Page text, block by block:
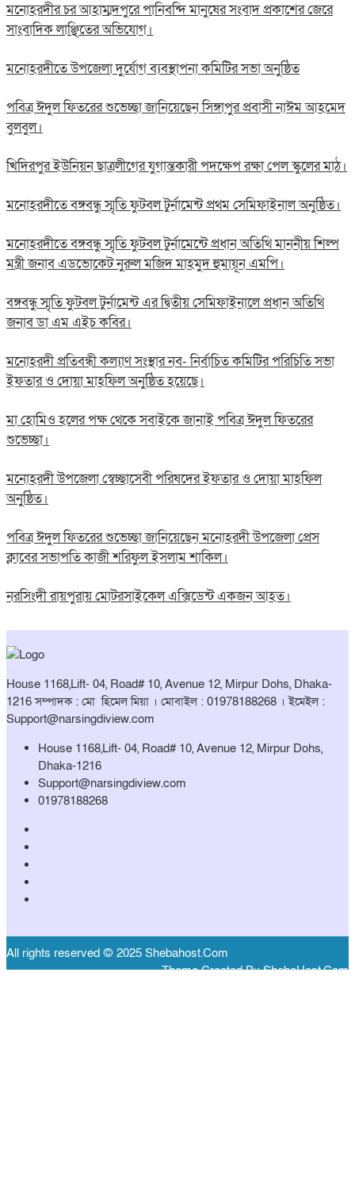
মনোহরদীর চর আহাম্মদপুরে পানিবন্দি মানুষের সংবাদ প্রকাশের জেরে
সাংবাদিক লাঞ্ছিতের অভিযোগ।
মনোহরদীতে উপজেলা দুর্যোগ ব্যবস্থাপনা কমিটির সভা অনুষ্ঠিত
পবিত্র ঈদুল ফিতরের শুভেচ্ছা জানিয়েছেন সিঙ্গাপুর প্রবাসী নাঈম আহমেদ
বুলবুল।
খিদিরপুর ইউনিয়ন ছাত্রলীগের যুগান্তকারী পদক্ষেপ রক্ষা পেল স্কুলের মাঠ।
মনোহরদীতে বঙ্গবন্ধু স্মৃতি ফুটবল টুর্নামেন্ট প্রথম সেমিফাইনাল অনুষ্ঠিত।
মনোহরদীতে বঙ্গবন্ধু স্মৃতি ফুটবল টুর্নামেন্টে প্রধান অতিথি মাননীয় শিল্প
মন্ত্রী জনাব এডভোকেট নুরুল মজিদ মাহমুদ হুমায়ূন এমপি।
বঙ্গবন্ধু স্মৃতি ফুটবল টুর্নামেন্ট এর দ্বিতীয় সেমিফাইনালে প্রধান অতিথি
জনাব ডা এম এইচ কবির।
মনোহরদী প্রতিবন্ধী কল্যাণ সংস্থার নব- নির্বাচিত কমিটির পরিচিতি সভা
ইফতার ও দোয়া মাহফিল অনুষ্ঠিত হয়েছে।
মা হোমিও হলের পক্ষ থেকে সবাইকে জানাই পবিত্র ঈদুল ফিতরের
শুভেচ্ছা।
মনোহরদী উপজেলা স্বেচ্ছাসেবী পরিষদের ইফতার ও দোয়া মাহফিল
অনুষ্ঠিত।
পবিত্র ঈদুল ফিতরের শুভেচ্ছা জানিয়েছেন মনোহরদী উপজেলা প্রেস
ক্লাবের সভাপতি কাজী শরিফুল ইসলাম শাকিল।
নরসিংদী রায়পুরায় মোটরসাইকেল এক্সিডেন্ট একজন আহত।
House 1168,Lift- 04, Road# 10, Avenue 12, Mirpur Dohs, Dhaka-
1216 সম্পাদক : মো হিমেল মিয়া । মোবাইল : 01978188268 । ইমেইল :
Support@narsingdiview.com
House 1168,Lift- 04, Road# 10, Avenue 12, Mirpur Dohs,
Dhaka-1216
Support@narsingdiview.com
01978188268
All rights reserved © 2025 Shebahost.Com
Theme Created By ShebaHost.Com